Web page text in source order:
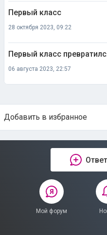
Первый класс
28 октября 2023, 09:22
Первый класс
06 августа 2023, 22:57
Добавить в избранное
Тема в избранном
Мой форум